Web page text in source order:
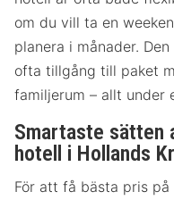
om du vill ta en
planera i månader.
ofta tillgång till paket
familjerum – allt under
Smartaste sätten
hotell i Hollands
För att få bästa pris